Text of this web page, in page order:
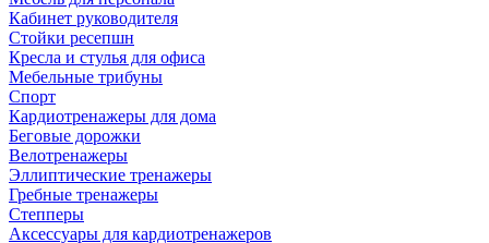
Кабинет руководителя
Стойки ресепшн
Кресла и стулья для офиса
Мебельные трибуны
Спорт
Кардиотренажеры для дома
Беговые дорожки
Велотренажеры
Эллиптические тренажеры
Гребные тренажеры
Степперы
Аксессуары для кардиотренажеров